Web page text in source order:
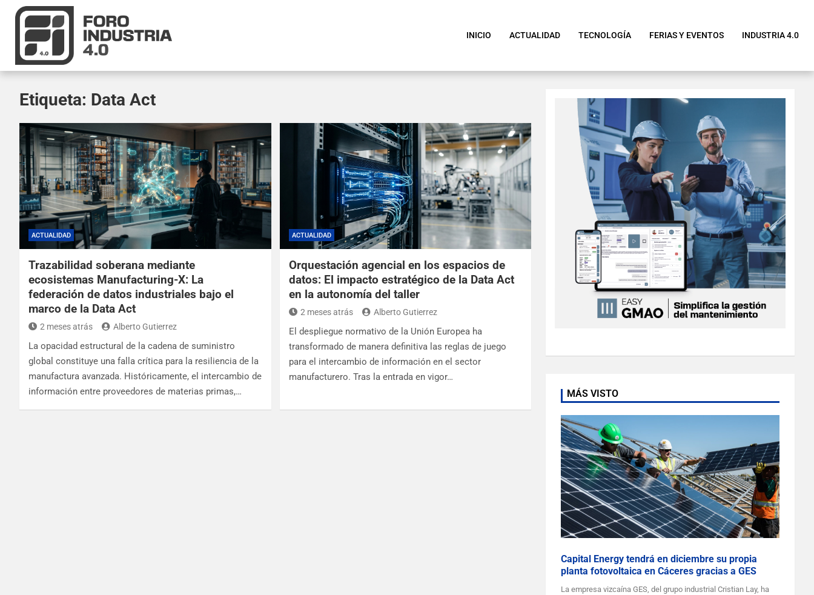
INICIO ACTUALIDAD TECNOLOGÍA FERIAS Y EVENTOS INDUSTRIA 4.0
Etiqueta: Data Act
ACTUALIDAD
Trazabilidad soberana mediante
ecosistemas Manufacturing-X: La
federación de datos industriales bajo el
marco de la Data Act
2 meses atrás Alberto Gutierrez
La opacidad estructural de la cadena de suministro
global constituye una falla crítica para la resiliencia de la
manufactura avanzada. Históricamente, el intercambio de
información entre proveedores de materias primas,…
ACTUALIDAD
Orquestación agencial en los espacios de
datos: El impacto estratégico de la Data Act
en la autonomía del taller
2 meses atrás Alberto Gutierrez
El despliegue normativo de la Unión Europea ha
transformado de manera definitiva las reglas de juego
para el intercambio de información en el sector
manufacturero. Tras la entrada en vigor…
MÁS VISTO
Capital Energy tendrá en diciembre su propia
planta fotovoltaica en Cáceres gracias a GES
La empresa vizcaína GES, del grupo industrial Cristian Lay, ha